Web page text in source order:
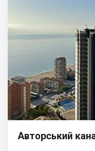
Авторський